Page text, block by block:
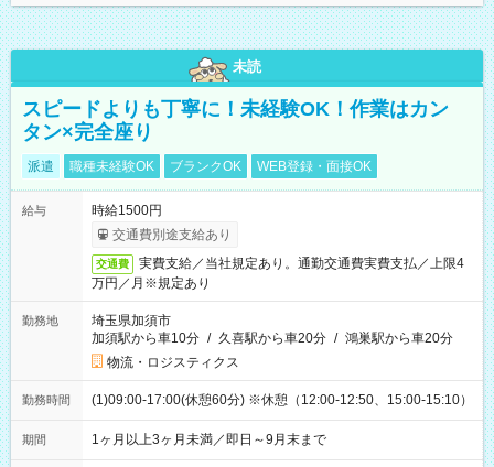
未読
スピードよりも丁寧に！未経験OK！作業はカン
タン×完全座り
派遣 職種未経験OK ブランクOK WEB登録・面接OK
給与
時給1500円
交通費別途支給あり
交通費
実費支給／当社規定あり。通勤交通費実費支払／上限4
万円／月※規定あり
勤務地
埼玉県加須市
加須駅から車10分 / 久喜駅から車20分 / 鴻巣駅から車20分
物流・ロジスティクス
勤務時間 (1)09:00-17:00(休憩60分) ※休憩（12:00-12:50、15:00-15:10）
期間 1ヶ月以上3ヶ月未満／即日～9月末まで